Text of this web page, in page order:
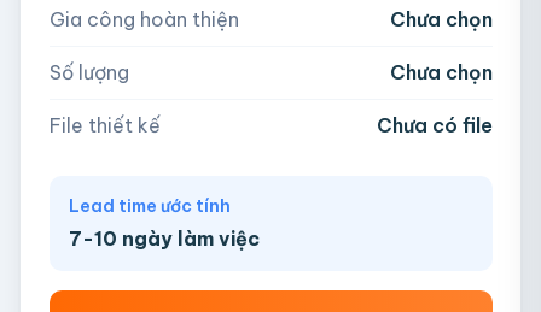
AI, PDF, EPS, PSD, PNG, JPG (tối đa 50MB)
Gia công hoàn thiện Chưa chọn
Số lượng Chưa chọn
File thiết kế Chưa có file
Lead time ước tính
7-10 ngày làm việc